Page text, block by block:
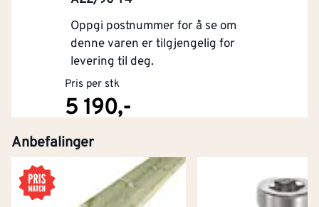
Oppgi postnummer for å se om
denne varen er tilgjengelig for
levering til deg.
Pris per stk
5 190,-
Kjøp
Anbefalinger